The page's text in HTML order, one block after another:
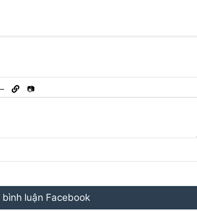
📷
bình luận Facebook